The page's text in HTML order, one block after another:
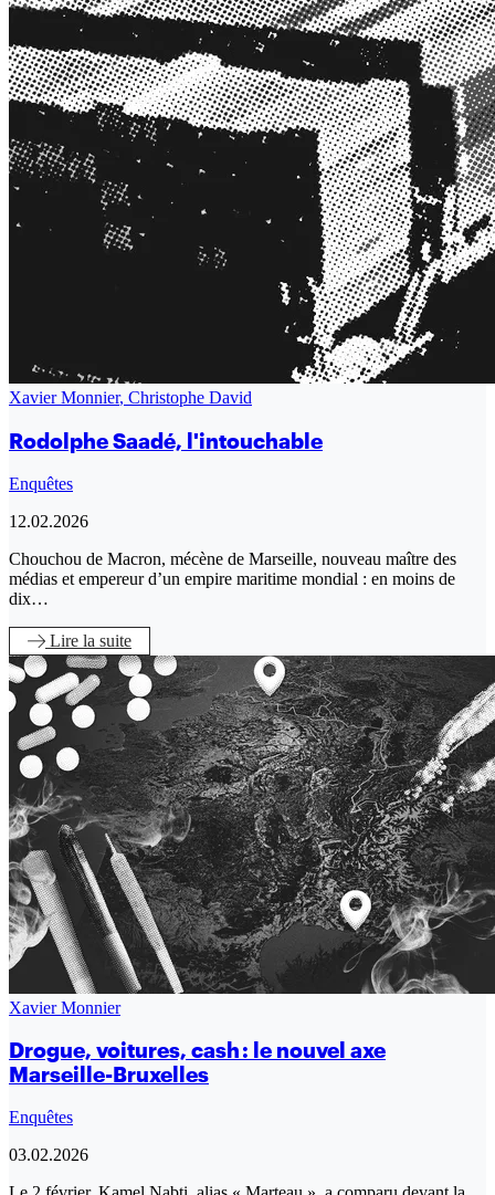
Xavier Monnier, Christophe David
Rodolphe Saadé, l'intouchable
Enquêtes
12.02.2026
Chouchou de Macron, mécène de Marseille, nouveau maître des
médias et empereur d’un empire maritime mondial : en moins de
dix…
Lire la suite
Xavier Monnier
Drogue, voitures, cash : le nouvel axe
Marseille-Bruxelles
Enquêtes
03.02.2026